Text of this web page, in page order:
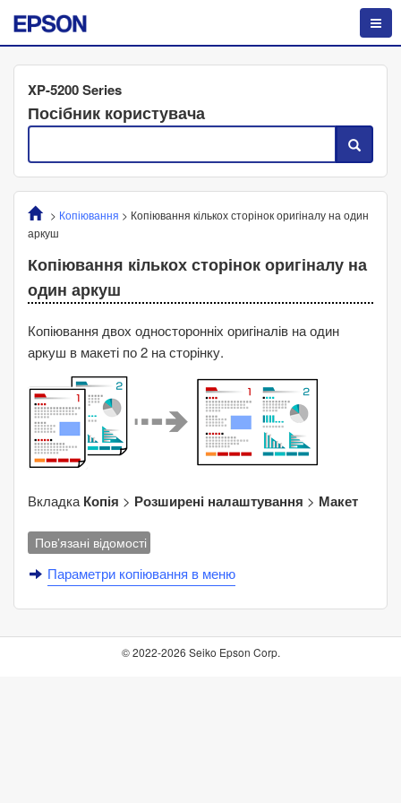
XP-5200 Series
Посібник користувача
> Копіювання > Копіювання кількох сторінок оригіналу на один
аркуш
Копіювання кількох сторінок оригіналу на
один аркуш
Копіювання двох односторонніх оригіналів на один
аркуш в макеті по 2 на сторінку.
Вкладка Копія > Розширені налаштування > Макет
Пов’язані відомості
Параметри копіювання в меню
© 2022-2026 Seiko Epson Corp.